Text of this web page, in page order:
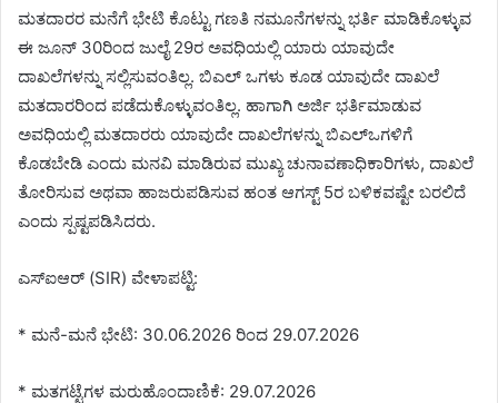
ಮತದಾರರ ಮನೆಗೆ ಭೇಟಿ ಕೊಟ್ಟು ಗಣತಿ ನಮೂನೆಗಳನ್ನು ಭರ್ತಿ ಮಾಡಿಕೊಳ್ಳುವ
ಈ ಜೂನ್ 30ರಿಂದ ಜುಲೈ 29ರ ಅವಧಿಯಲ್ಲಿ ಯಾರು ಯಾವುದೇ
ದಾಖಲೆಗಳನ್ನು ಸಲ್ಲಿಸುವಂತಿಲ್ಲ. ಬಿಎಲ್ ಒಗಳು ಕೂಡ ಯಾವುದೇ ದಾಖಲೆ
ಮತದಾರರಿಂದ ಪಡೆದುಕೊಳ್ಳುವಂತಿಲ್ಲ. ಹಾಗಾಗಿ ಅರ್ಜಿ ಭರ್ತಿಮಾಡುವ
ಅವಧಿಯಲ್ಲಿ ಮತದಾರರು ಯಾವುದೇ ದಾಖಲೆಗಳನ್ನು ಬಿಎಲ್‌ಒಗಳಿಗೆ
ಕೊಡಬೇಡಿ ಎಂದು ಮನವಿ ಮಾಡಿರುವ ಮುಖ್ಯ ಚುನಾವಣಾಧಿಕಾರಿಗಳು, ದಾಖಲೆ
ತೋರಿಸುವ ಅಥವಾ ಹಾಜರುಪಡಿಸುವ ಹಂತ ಆಗಸ್ಟ್ 5ರ ಬಳಿಕವಷ್ಟೇ ಬರಲಿದೆ
ಎಂದು ಸ್ಪಷ್ಟಪಡಿಸಿದರು.
ಎಸ್ಐಆರ್ (SIR) ವೇಳಾಪಟ್ಟಿ:
* ಮನೆ-ಮನೆ ಭೇಟಿ: 30.06.2026 ರಿಂದ 29.07.2026
* ಮತಗಟ್ಟೆಗಳ ಮರುಹೊಂದಾಣಿಕೆ: 29.07.2026